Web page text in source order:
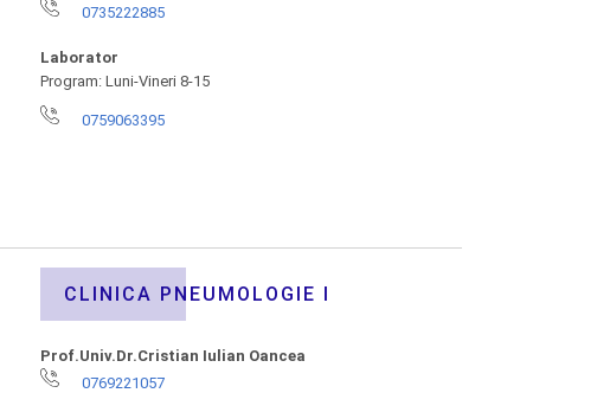
0735222885
Laborator
Program: Luni-Vineri 8-15
0759063395
CLINICA PNEUMOLOGIE I
Prof.Univ.Dr.Cristian Iulian Oancea
0769221057